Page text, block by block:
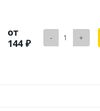
от
144 ₽
- +